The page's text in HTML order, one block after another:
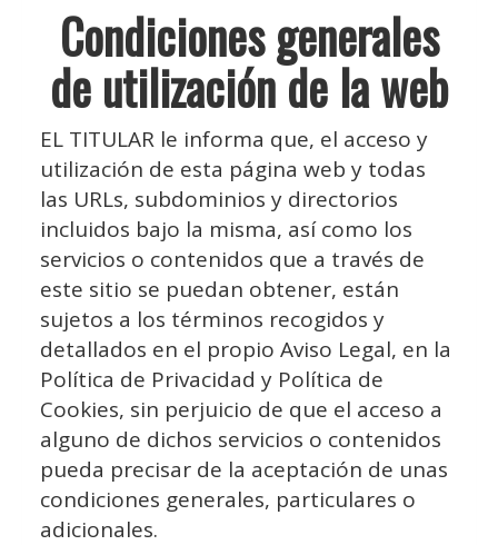
Condiciones generales
de utilización de la web
EL TITULAR le informa que, el acceso y
utilización de esta página web y todas
las URLs, subdominios y directorios
incluidos bajo la misma, así como los
servicios o contenidos que a través de
este sitio se puedan obtener, están
sujetos a los términos recogidos y
detallados en el propio Aviso Legal, en la
Política de Privacidad y Política de
Cookies, sin perjuicio de que el acceso a
alguno de dichos servicios o contenidos
pueda precisar de la aceptación de unas
condiciones generales, particulares o
adicionales.